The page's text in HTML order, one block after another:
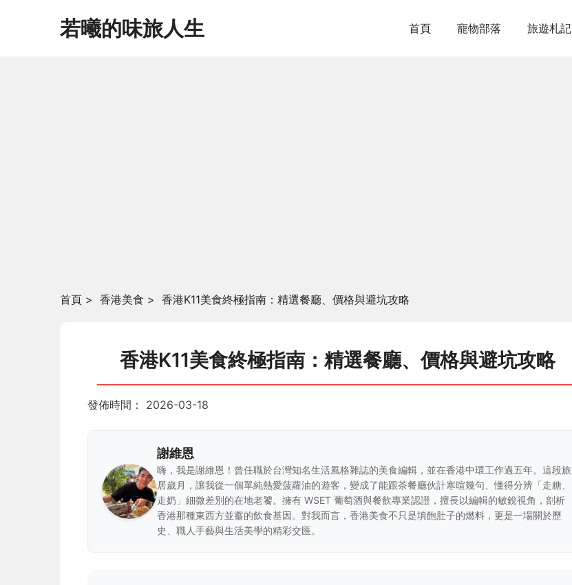
若曦的味旅人生 首頁 寵物部落 旅遊札記
首頁 > 香港美食 > 香港K11美食終極指南：精選餐廳、價格與避坑攻略
香港K11美食終極指南：精選餐廳、價格與避坑攻略
發佈時間： 2026-03-18
謝維恩
嗨，我是謝維恩！曾任職於台灣知名生活風格雜誌的美食編輯，並在香港中環工作過五年。這段旅
居歲月，讓我從一個單純熱愛菠蘿油的遊客，變成了能跟茶餐廳伙計寒暄幾句、懂得分辨「走糖、
走奶」細微差別的在地老饕。擁有 WSET 葡萄酒與餐飲專業認證，擅長以編輯的敏銳視角，剖析
香港那種東西方並蓄的飲食基因。對我而言，香港美食不只是填飽肚子的燃料，更是一場關於歷
史、職人手藝與生活美學的精彩交匯。